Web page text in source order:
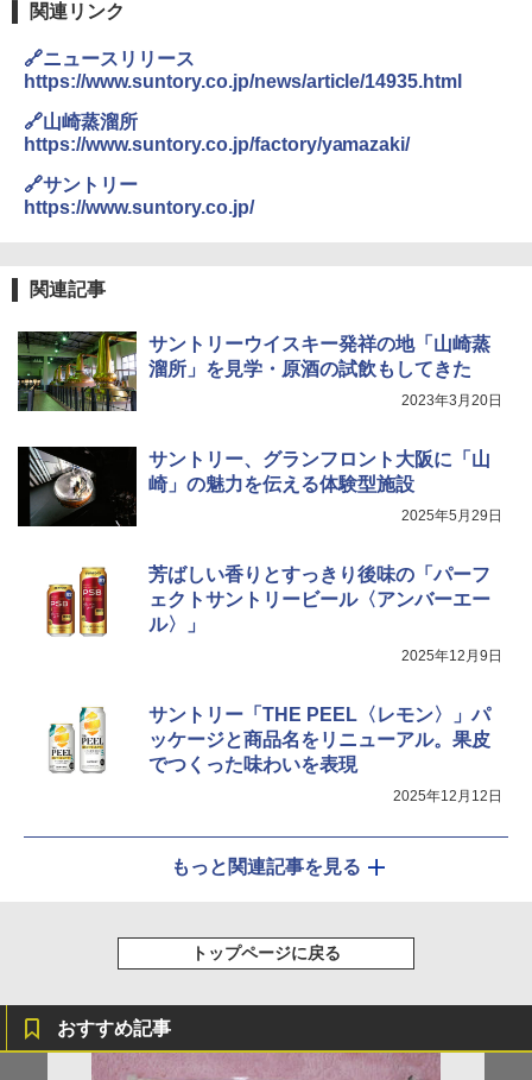
関連リンク
🔗ニュースリリース
https://www.suntory.co.jp/news/article/14935.html
🔗山崎蒸溜所
https://www.suntory.co.jp/factory/yamazaki/
🔗サントリー
https://www.suntory.co.jp/
関連記事
サントリーウイスキー発祥の地「山崎蒸
溜所」を見学・原酒の試飲もしてきた
2023年3月20日
サントリー、グランフロント大阪に「山
崎」の魅力を伝える体験型施設
2025年5月29日
芳ばしい香りとすっきり後味の「パーフ
ェクトサントリービール〈アンバーエー
ル〉」
2025年12月9日
サントリー「THE PEEL〈レモン〉」パ
ッケージと商品名をリニューアル。果皮
でつくった味わいを表現
2025年12月12日
もっと関連記事を見る
トップページに戻る
おすすめ記事